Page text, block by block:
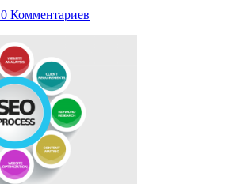
0 Комментариев